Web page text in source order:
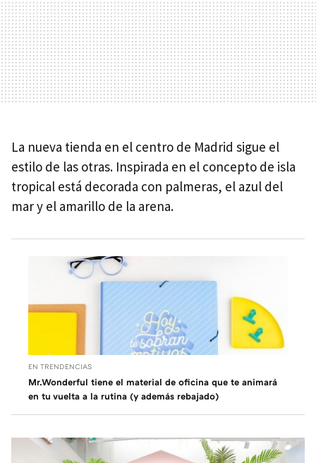
La nueva tienda en el centro de Madrid sigue el
estilo de las otras. Inspirada en el concepto de isla
tropical está decorada con palmeras, el azul del
mar y el amarillo de la arena.
EN TRENDENCIAS
Mr.Wonderful tiene el material de oficina que te animará
en tu vuelta a la rutina (y además rebajado)